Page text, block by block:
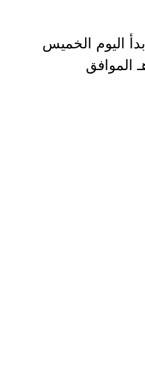
اليوم الخميس
1443/03/29هـ الموافق